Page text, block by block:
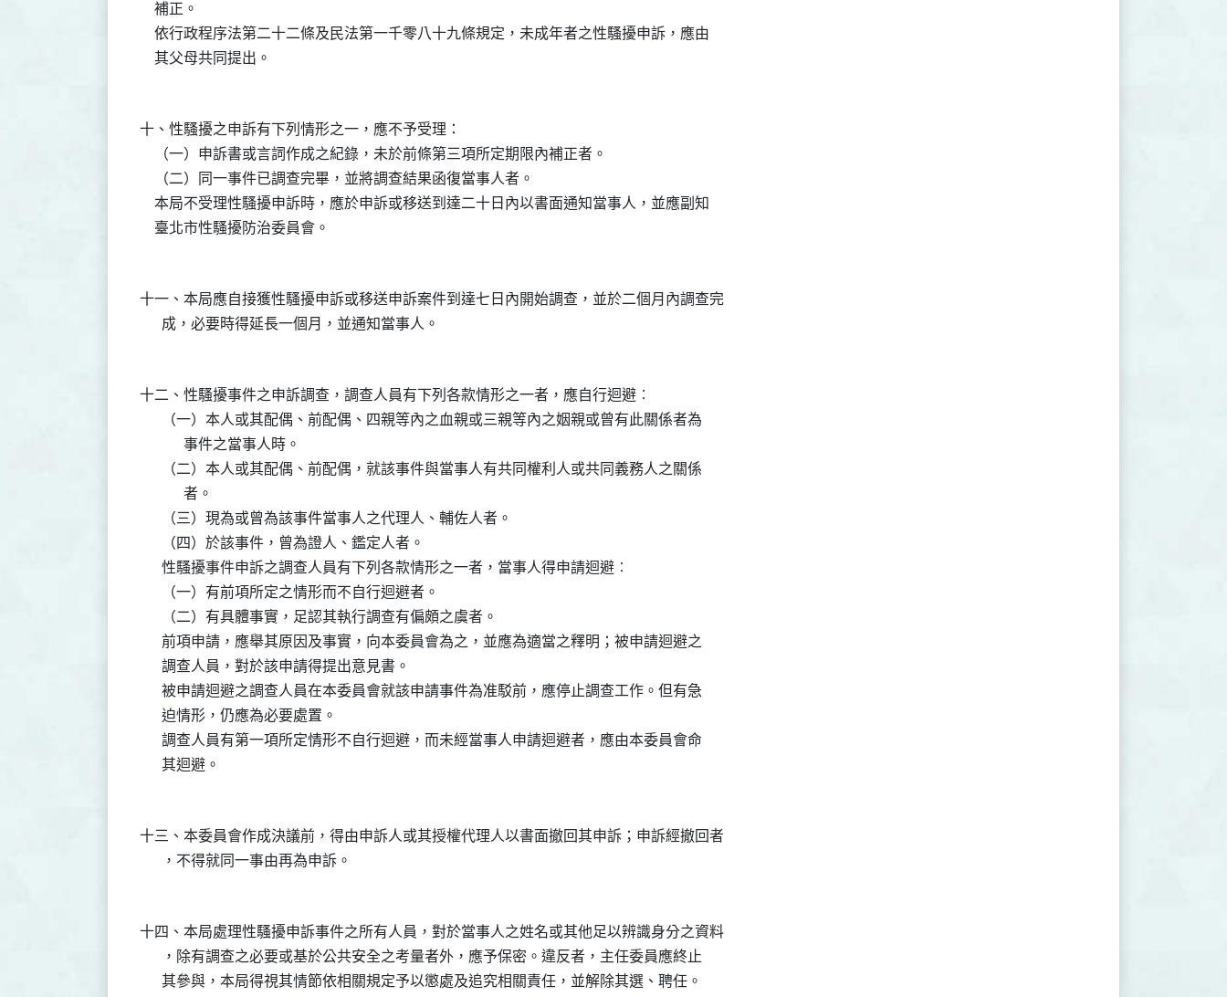
    補正。
    依行政程序法第二十二條及民法第一千零八十九條規定，未成年者之性騷擾申訴，應由
十、性騷擾之申訴有下列情形之一，應不予受理：
    （一）申訴書或言詞作成之紀錄，未於前條第三項所定期限內補正者。
    （二）同一事件已調查完畢，並將調查結果函復當事人者。
    本局不受理性騷擾申訴時，應於申訴或移送到達二十日內以書面通知當事人，並應副知
十一、本局應自接獲性騷擾申訴或移送申訴案件到達七日內開始調查，並於二個月內調查完
十二、性騷擾事件之申訴調查，調查人員有下列各款情形之一者，應自行迴避︰
      （一）本人或其配偶、前配偶、四親等內之血親或三親等內之姻親或曾有此關係者為
            事件之當事人時。
      （二）本人或其配偶、前配偶，就該事件與當事人有共同權利人或共同義務人之關係
            者。
      （三）現為或曾為該事件當事人之代理人、輔佐人者。
      （四）於該事件，曾為證人、鑑定人者。
      性騷擾事件申訴之調查人員有下列各款情形之一者，當事人得申請迴避︰
      （一）有前項所定之情形而不自行迴避者。
      （二）有具體事實，足認其執行調查有偏頗之虞者。
      前項申請，應舉其原因及事實，向本委員會為之，並應為適當之釋明；被申請迴避之
      調查人員，對於該申請得提出意見書。
      被申請迴避之調查人員在本委員會就該申請事件為准駁前，應停止調查工作。但有急
      迫情形，仍應為必要處置。
      調查人員有第一項所定情形不自行迴避，而未經當事人申請迴避者，應由本委員會命
十三、本委員會作成決議前，得由申訴人或其授權代理人以書面撤回其申訴；申訴經撤回者
十四、本局處理性騷擾申訴事件之所有人員，對於當事人之姓名或其他足以辨識身分之資料
      ，除有調查之必要或基於公共安全之考量者外，應予保密。違反者，主任委員應終止